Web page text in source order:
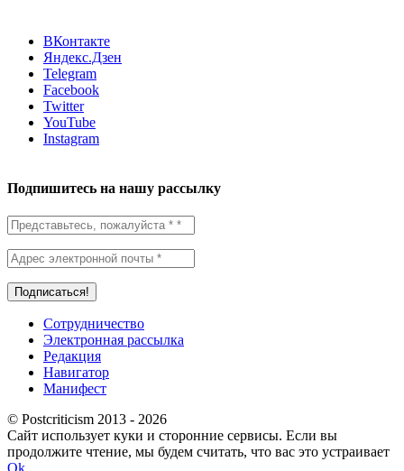
ВКонтакте
Яндекс.Дзен
Telegram
Facebook
Twitter
YouTube
Instagram
Подпишитесь на нашу рассылку
Сотрудничество
Электронная рассылка
Редакция
Навигатор
Манифест
© Postcriticism 2013 - 2026
Сайт использует куки и сторонние сервисы. Если вы
продолжите чтение, мы будем считать, что вас это устраивает